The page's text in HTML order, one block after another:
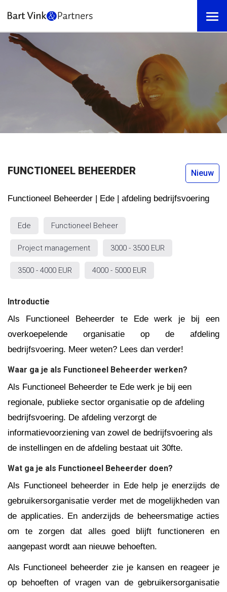
FUNCTIONEEL BEHEERDER Nieuw
Functioneel Beheerder | Ede | afdeling bedrijfsvoering
Ede Functioneel Beheer
Project management 3000 - 3500 EUR
3500 - 4000 EUR 4000 - 5000 EUR
Introductie
Als Functioneel Beheerder te Ede werk je bij een
overkoepelende organisatie op de afdeling
bedrijfsvoering. Meer weten? Lees dan verder!
Waar ga je als Functioneel Beheerder werken?
Als Functioneel Beheerder te Ede werk je bij een
regionale, publieke sector organisatie op de afdeling
bedrijfsvoering. De afdeling verzorgt de
informatievoorziening van zowel de bedrijfsvoering als
de instellingen en de afdeling bestaat uit 30fte.
Wat ga je als Functioneel Beheerder doen?
Als Functioneel beheerder in Ede help je enerzijds de
gebruikersorganisatie verder met de mogelijkheden van
de applicaties. En anderzijds de beheersmatige acties
om te zorgen dat alles goed blijft functioneren en
aangepast wordt aan nieuwe behoeften.
Als Functioneel beheerder zie je kansen en reageer je
op behoeften of vragen van de gebruikersorganisatie